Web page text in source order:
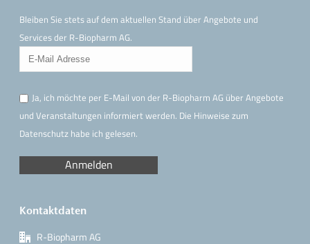
Bleiben Sie stets auf dem aktuellen Stand über Angebote und
Services der R-Biopharm AG.
Ja, ich möchte per E-Mail von der R-Biopharm AG über Angebote
und Veranstaltungen informiert werden. Die Hinweisezum
Datenschutz habe ich gelesen.
Kontaktdaten
R-Biopharm AG